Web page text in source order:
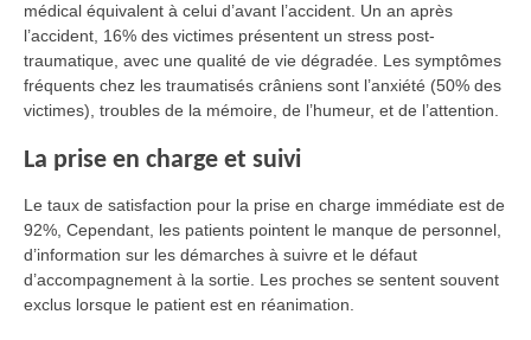
médical équivalent à celui d’avant l’accident. Un an après
l’accident, 16% des victimes présentent un stress post-
traumatique, avec une qualité de vie dégradée. Les symptômes
fréquents chez les traumatisés crâniens sont l’anxiété (50% des
victimes), troubles de la mémoire, de l’humeur, et de l’attention.
La prise en charge et suivi
Le taux de satisfaction pour la prise en charge immédiate est de
92%, Cependant, les patients pointent le manque de personnel,
d’information sur les démarches à suivre et le défaut
d’accompagnement à la sortie. Les proches se sentent souvent
exclus lorsque le patient est en réanimation.